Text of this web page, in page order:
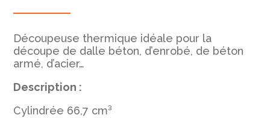
Découpeuse thermique idéale pour la
découpe de dalle béton, d’enrobé, de béton
armé, d’acier…
Description :
Cylindrée 66,7 cm³